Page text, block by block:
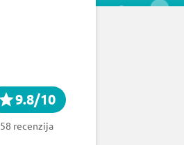
9.8/10
58 recenzija